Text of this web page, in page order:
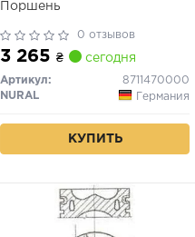
Поршень
0 отзывов
3 265 ₴ сегодня
Артикул:
8711470000
NURAL
Германия
КУПИТЬ